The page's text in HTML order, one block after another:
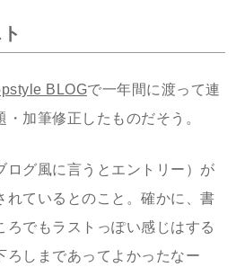
BLOGで一年間に渡って連
加筆修正したものだそう。
ログ風に言うとエントリー）が
れているとのこと。確かに、書
ろでもラストっぽい感じはする
ろしまであってよかったなー